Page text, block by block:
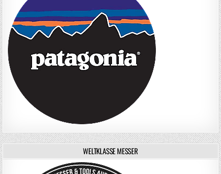
WELTKLASSE MESSER